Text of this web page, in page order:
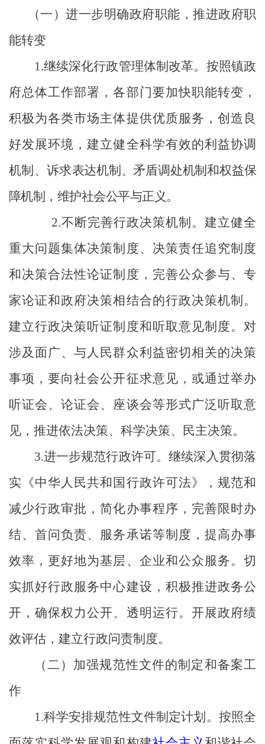
（一）进一步明确政府职能，推进政府职
能转变
1 .继续深化行政管理体制改革。按照镇政
府总体工作部署，各部门要加快职能转变，
积极为各类市场主体提供优质服务，创造良
好发展环境，建立健全科学有效的利益协调
机制、诉求表达机制、矛盾调处机制和权益保
障机制，维护社会公平与正义。
2.不断完善行政决策机制。建立健全
重大问题集体决策制度、决策责任追究制度
和决策合法性论证制度，完善公众参与、专
家论证和政府决策相结合的行政决策机制。
建立行政决策听证制度和听取意见制度。对
涉及面广、与人民群众利益密切相关的决策
事项，要向社会公开征求意见，或通过举办
听证会、论证会、座谈会等形式广泛听取意
见，推进依法决策、科学决策、民主决策。
3.进一步规范行政许可。继续深入贯彻落
实《中华人民共和国行政许可法》，规范和
减少行政审批，简化办事程序，完善限时办
结、首问负责、服务承诺等制度，提高办事
效率，更好地为基层、企业和公众服务。切
实抓好行政服务中心建设，积极推进政务公
开，确保权力公开、透明运行。开展政府绩
效评估，建立行政问责制度。
（二）加强规范性文件的制定和备案工
作
1 .科学安排规范性文件制定计划。按照全